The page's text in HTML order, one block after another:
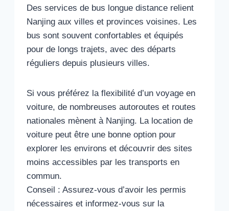
Des services de bus longue distance relient
Nanjing aux villes et provinces voisines. Les
bus sont souvent confortables et équipés
pour de longs trajets, avec des départs
réguliers depuis plusieurs villes.
Si vous préférez la flexibilité d’un voyage en
voiture, de nombreuses autoroutes et routes
nationales mènent à Nanjing. La location de
voiture peut être une bonne option pour
explorer les environs et découvrir des sites
moins accessibles par les transports en
commun.
Conseil : Assurez-vous d’avoir les permis
nécessaires et informez-vous sur la